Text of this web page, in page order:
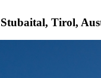
Stubaital, Tirol,